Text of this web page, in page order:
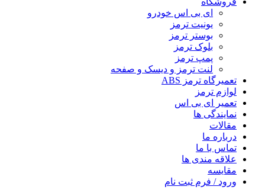
ای بی اس خودرو
یونیت ترمز
بوستر ترمز
بلوک ترمز
پمپ ترمز
لنت ترمز و دیسک و صفحه
تعمیرگاه ترمز ABS
لوازم ترمز
تعمیر ای بی اس
نمایندگی ها
مقالات
درباره ما
تماس با ما
علاقه مندی ها
مقایسه
ورود / فرم ثبت نام